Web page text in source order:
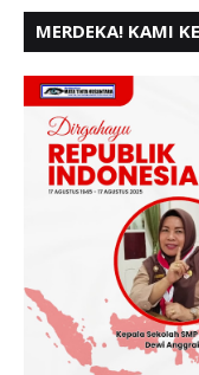
MERDEKA! KAMI